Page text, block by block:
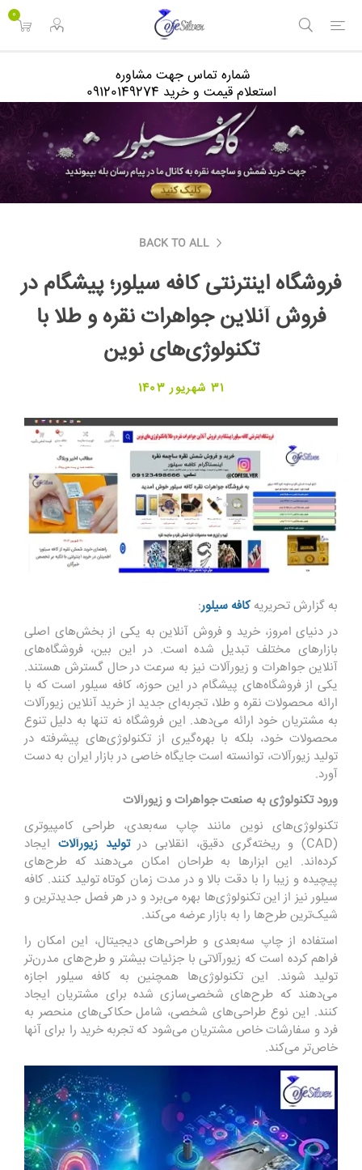
0
شماره تماس جهت مشاوره
استعلام قیمت و خرید 09120149274
BACK TO ALL
فروشگاه اینترنتی کافه سیلور؛ پیشگام در
فروش آنلاین جواهرات نقره و طلا با
تکنولوژی‌های نوین
31 شهریور 1403
به گزارش تحریریهکافه سیلور:
در دنیای امروز، خرید و فروش آنلاین به یکی از بخش‌های اصلی
بازارهای مختلف تبدیل شده است. در این بین، فروشگاه‌های
آنلاین جواهرات و زیورآلات نیز به سرعت در حال گسترش هستند.
یکی از فروشگاه‌های پیشگام در این حوزه، کافه سیلور است که با
ارائه محصولات نقره و طلا، تجربه‌ای جدید از خرید آنلاین زیورآلات
به مشتریان خود ارائه می‌دهد. این فروشگاه نه تنها به دلیل تنوع
محصولات خود، بلکه با بهره‌گیری از تکنولوژی‌های پیشرفته در
تولید زیورآلات، توانسته است جایگاه خاصی در بازار ایران به دست
آورد.
ورود تکنولوژی به صنعت جواهرات و زیورآلات
تکنولوژی‌های نوین مانند چاپ سه‌بعدی، طراحی کامپیوتری
(CAD) و ریخته‌گری دقیق، انقلابی در
تولید زیورآلات ایجاد
کرده‌اند. این ابزارها به طراحان امکان می‌دهند که طرح‌های
پیچیده و زیبا را با دقت بالا و در مدت زمان کوتاه تولید کنند. کافه
سیلور نیز از این تکنولوژی‌ها بهره می‌برد و در هر فصل جدیدترین و
شیک‌ترین طرح‌ها را به بازار عرضه می‌کند.
استفاده از چاپ سه‌بعدی و طراحی‌های دیجیتال، این امکان را
فراهم کرده است که زیورآلاتی با جزئیات بیشتر و طرح‌های مدرن‌تر
تولید شوند. این تکنولوژی‌ها همچنین به کافه سیلور اجازه
می‌دهند که طرح‌های شخصی‌سازی شده برای مشتریان ایجاد
کنند. این نوع طراحی‌های شخصی، شامل حکاکی‌های منحصر به
فرد و سفارشات خاص مشتریان می‌شود که تجربه خرید را برای آنها
خاص‌تر می‌کند.